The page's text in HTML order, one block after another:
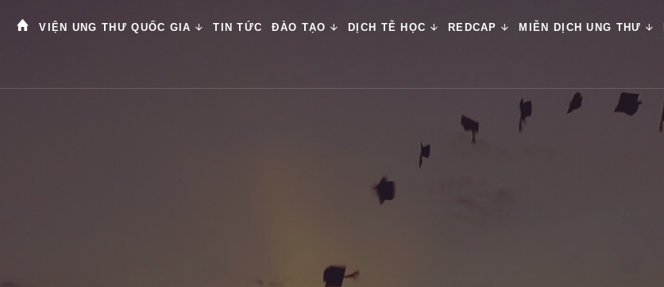
VIỆN UNG THƯ QUỐC GIA TIN TỨC ĐÀO TẠO DỊCH TỄ HỌC REDCAP MIỄN DỊCH UNG THƯ